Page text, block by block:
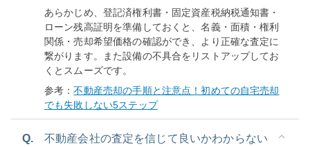
あらかじめ、登記済権利書・固定資産税納税通知書・
ローン残高証明を準備しておくと、名義・面積・権利
関係・売却希望価格の確認ができ、より正確な査定に
繋がります。また設備の不具合をリストアップしてお
くとスムーズです。
参考：不動産売却の手順と注意点！初めての自宅売却
でも失敗しない5ステップ
Q. 不動産会社の査定を信じて良いかわからない